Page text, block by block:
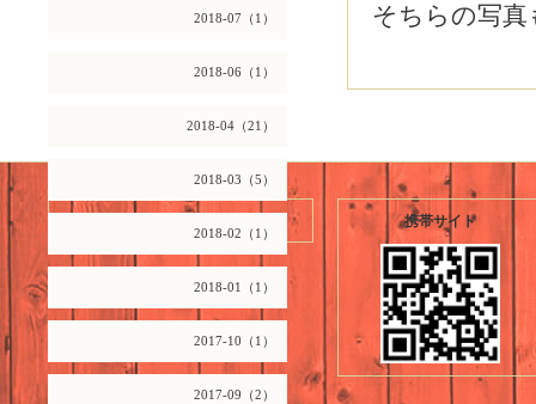
2018-07（1）
2018-06（1）
2018-04（21）
2018-03（5）
2018-02（1）
2018-01（1）
2017-10（1）
2017-09（2）
そちらの写
携帯サイト